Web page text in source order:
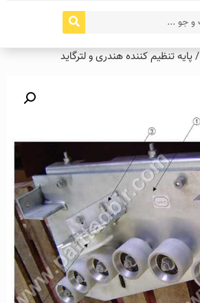
/ پایه تنظیم کننده هندری و لترگاید